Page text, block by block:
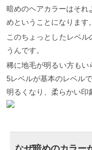
暗めのヘアカラーはそれ
めということになります。
このちょっとしたレベ
うんです。
稀に地毛が明るい方もい
5レベルが基本のレベル
明るくなり、柔らかい印